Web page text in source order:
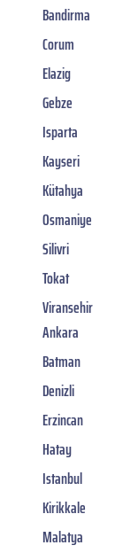
Bandirma
Corum
Elazig
Gebze
Isparta
Kayseri
Kütahya
Osmaniye
Silivri
Tokat
Viransehir
Ankara
Batman
Denizli
Erzincan
Hatay
Istanbul
Kirikkale
Malatya